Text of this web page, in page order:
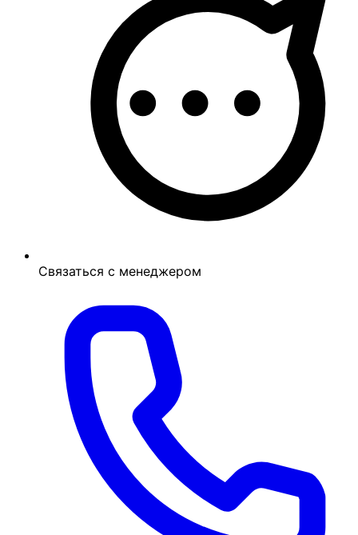
Связаться с менеджером